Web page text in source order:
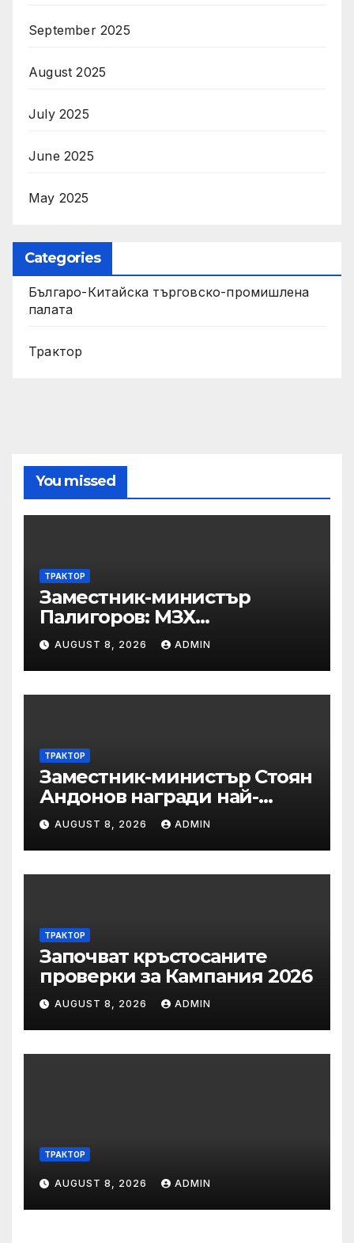
September 2025
August 2025
July 2025
June 2025
May 2025
Categories
Българо-Китайска търговско-промишлена
палата
Трактор
You missed
ТРАКТОР
Заместник-министър
Палигоров: МЗХ
предприема комплекс от
мерки за възстановяване
на горите от съхненето и на
полезащитните пояси в
AUGUST 8, 2026 ADMIN
ТРАКТОР
Заместник-министър Стоян
Андонов награди най-
заслужилите спортисти на
ОСК “Левски”
AUGUST 8, 2026 ADMIN
ТРАКТОР
Започват кръстосаните
проверки за Кампания 2026
AUGUST 8, 2026 ADMIN
ТРАКТОР
AUGUST 8, 2026 ADMIN